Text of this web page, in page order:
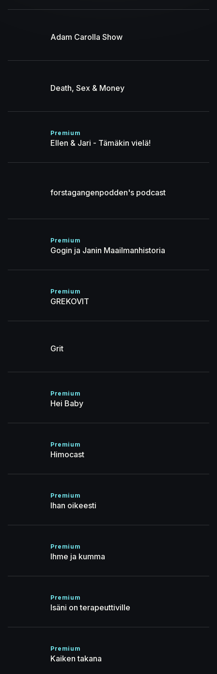
Adam Carolla Show
Death, Sex & Money
Premium
Ellen & Jari - Tämäkin vielä!
forstagangenpodden's podcast
Premium
Gogin ja Janin Maailmanhistoria
Premium
GREKOVIT
Grit
Premium
Hei Baby
Premium
Himocast
Premium
Ihan oikeesti
Premium
Ihme ja kumma
Premium
Isäni on terapeuttiville
Premium
Kaiken takana